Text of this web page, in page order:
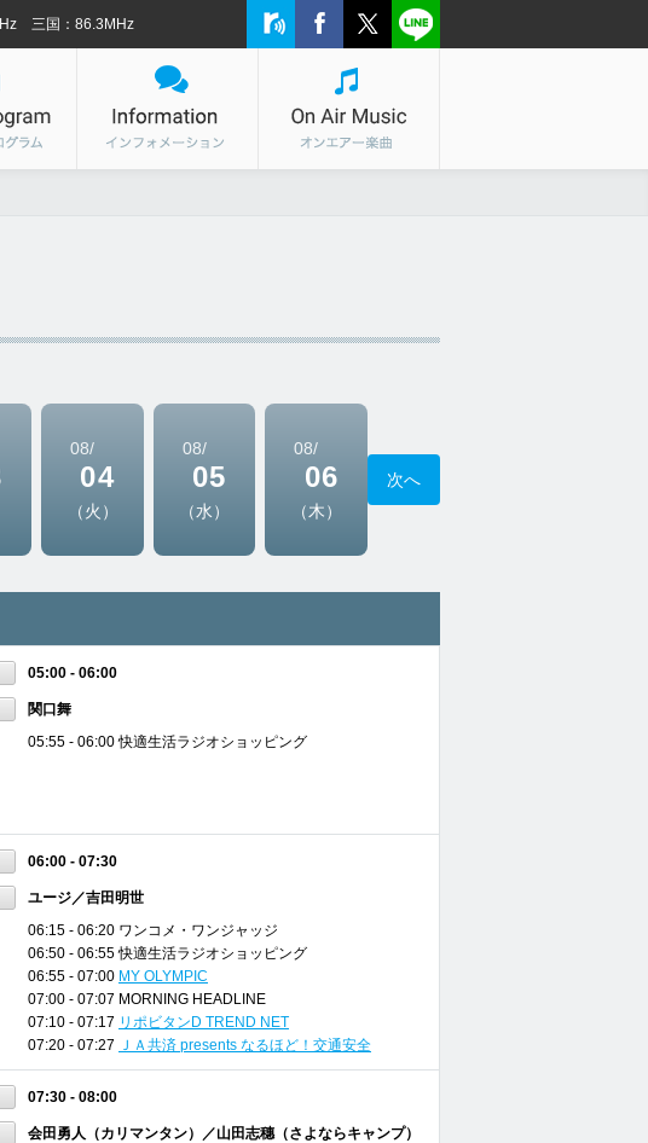
三国：86.3MHz
08/
04
（火）
08/
05
（水）
08/
06
（木）
次へ
05:00 - 06:00
関口舞
05:55 - 06:00 快適生活ラジオショッピング
06:00 - 07:30
ユージ／吉田明世
06:15 - 06:20 ワンコメ・ワンジャッジ
06:50 - 06:55 快適生活ラジオショッピング
06:55 - 07:00 MY OLYMPIC
07:00 - 07:07 MORNING HEADLINE
07:10 - 07:17 リポビタンD TREND NET
07:20 - 07:27 ＪＡ共済 presents なるほど！交通安全
07:30 - 08:00
会田勇人（カリマンタン）／山田志穗（さよならキャンプ）